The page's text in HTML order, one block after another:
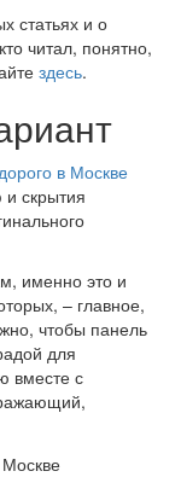
статьях и о
читал, понятно,
здесь.
в Москве
и скрытия
именно это и
– главное,
чтобы панель
для
вместе с